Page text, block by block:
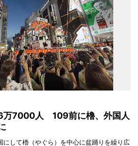
6万7000人 109前に櫓、外国人
にして櫓（やぐら）を中心に盆踊りを繰り広